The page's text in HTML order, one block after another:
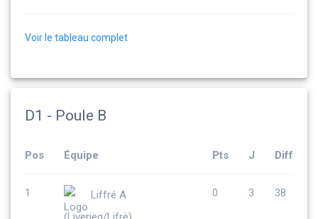
Voir le tableau complet
D1 - Poule B
Pos Équipe Pts J Diff
1
Liffré A
0 3 38